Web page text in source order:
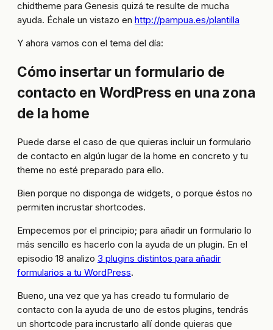
chidtheme para Genesis quizá te resulte de mucha
ayuda. Échale un vistazo en http://pampua.es/plantilla
Y ahora vamos con el tema del día:
Cómo insertar un formulario de
contacto en WordPress en una zona
de la home
Puede darse el caso de que quieras incluir un formulario
de contacto en algún lugar de la home en concreto y tu
theme no esté preparado para ello.
Bien porque no disponga de widgets, o porque éstos no
permiten incrustar shortcodes.
Empecemos por el principio; para añadir un formulario lo
más sencillo es hacerlo con la ayuda de un plugin. En el
episodio 18 analizo 3 plugins distintos para añadir
formularios a tu WordPress.
Bueno, una vez que ya has creado tu formulario de
contacto con la ayuda de uno de estos plugins, tendrás
un shortcode para incrustarlo allí donde quieras que